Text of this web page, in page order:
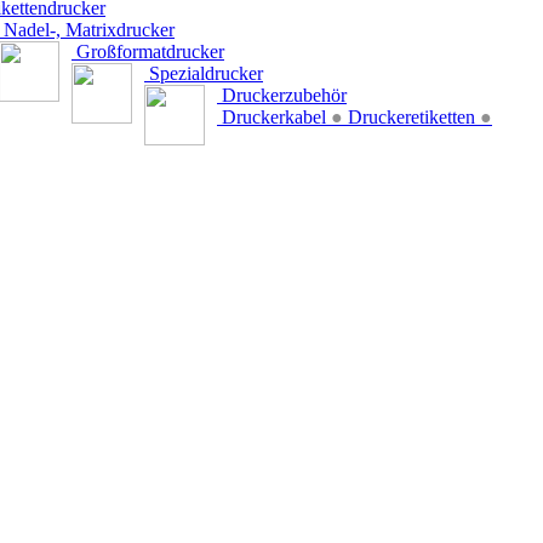
Nadel-, Matrixdrucker
Großformatdrucker
Spezialdrucker
Druckerzubehör
Druckerkabel ● Druckeretiketten ●